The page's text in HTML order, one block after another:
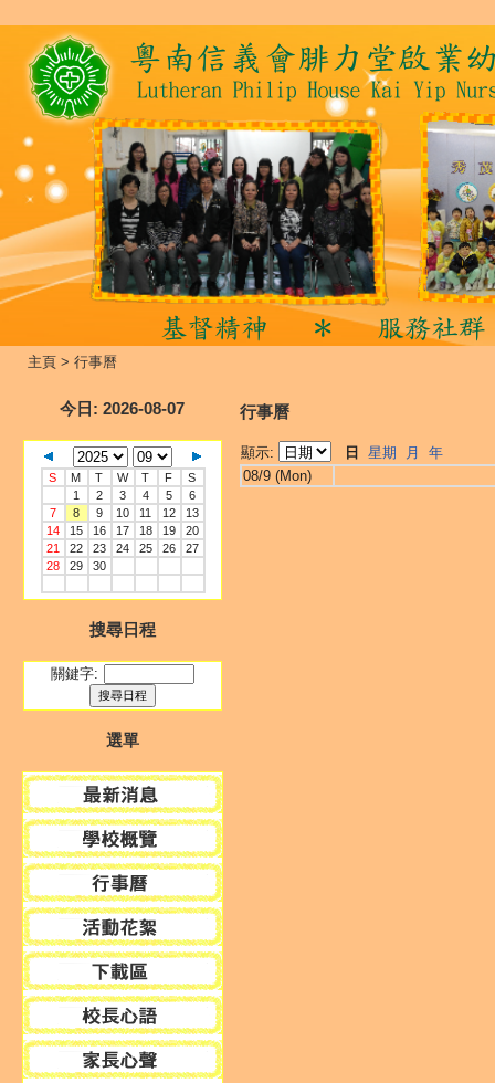
主頁 > 行事曆
今日 : 2026-08-07
S M T W T F
S
1
2 3 4 5
6
7
8 9 10 11 12
13
14
15 16 17 18 19
20
21
22 23 24 25 26
27
28
29 30
搜尋日程
關鍵字:
選單
行事曆
顯示: 日 星期 月
年
08/9 (Mon)